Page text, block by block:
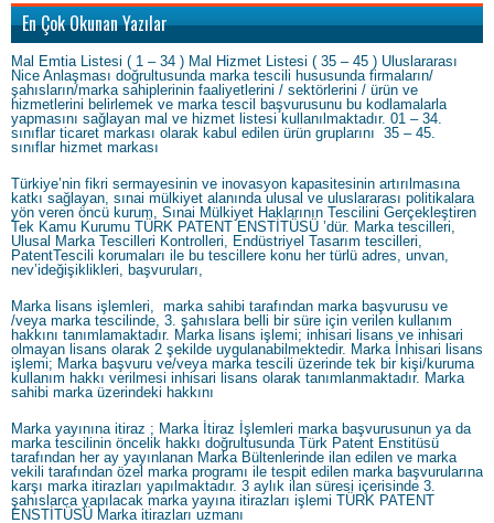
En Çok Okunan Yazılar
Mal Emtia Listesi ( 1 – 34 ) Mal Hizmet Listesi ( 35 – 45 ) Uluslararası
Nice Anlaşması doğrultusunda marka tescili hususunda firmaların/
şahısların/marka sahiplerinin faaliyetlerini / sektörlerini / ürün ve
hizmetlerini belirlemek ve marka tescil başvurusunu bu kodlamalarla
yapmasını sağlayan mal ve hizmet listesi kullanılmaktadır. 01 – 34.
sınıflar ticaret markası olarak kabul edilen ürün gruplarını 35 – 45.
sınıflar hizmet markası
Türkiye’nin fikri sermayesinin ve inovasyon kapasitesinin artırılmasına
katkı sağlayan, sınai mülkiyet alanında ulusal ve uluslararası politikalara
yön veren öncü kurum, Sınai Mülkiyet Haklarının Tescilini Gerçekleştiren
Tek Kamu Kurumu TÜRK PATENT ENSTİTÜSÜ ’dür. Marka tescilleri,
Ulusal Marka Tescilleri Kontrolleri, Endüstriyel Tasarım tescilleri,
PatentTescili korumaları ile bu tescillere konu her türlü adres, unvan,
nev’ideğişiklikleri, başvuruları,
Marka lisans işlemleri, marka sahibi tarafından marka başvurusu ve
/veya marka tescilinde, 3. şahıslara belli bir süre için verilen kullanım
hakkını tanımlamaktadır. Marka lisans işlemi; inhisari lisans ve inhisari
olmayan lisans olarak 2 şekilde uygulanabilmektedir. Marka İnhisari lisans
işlemi; Marka başvuru ve/veya marka tescili üzerinde tek bir kişi/kuruma
kullanım hakkı verilmesi inhisari lisans olarak tanımlanmaktadır. Marka
sahibi marka üzerindeki hakkını
Marka yayınına itiraz ; Marka İtiraz İşlemleri marka başvurusunun ya da
marka tescilinin öncelik hakkı doğrultusunda Türk Patent Enstitüsü
tarafından her ay yayınlanan Marka Bültenlerinde ilan edilen ve marka
vekili tarafından özel marka programı ile tespit edilen marka başvurularına
karşı marka itirazları yapılmaktadır. 3 aylık ilan süresi içerisinde 3.
şahıslarca yapılacak marka yayına itirazları işlemi TÜRK PATENT
ENSTİTÜSÜ Marka itirazları uzmanı